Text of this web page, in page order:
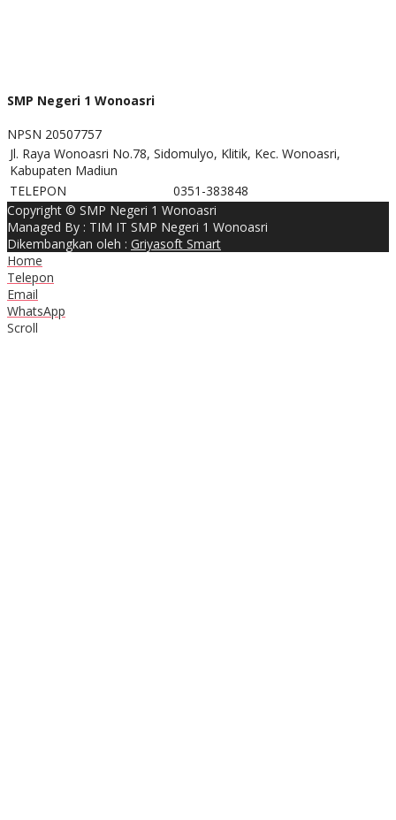
SMP Negeri 1 Wonoasri
NPSN 20507757
Jl. Raya Wonoasri No.78, Sidomulyo, Klitik, Kec. Wonoasri,
Kabupaten Madiun
TELEPON
0351-383848
Copyright © SMP Negeri 1 Wonoasri
Managed By : TIM IT SMP Negeri 1 Wonoasri
Dikembangkan oleh : Griyasoft Smart
Home
Telepon
Email
WhatsApp
Scroll